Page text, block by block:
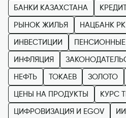
БАНКИ КАЗАХСТАНА
РЫНОК ЖИЛЬЯ НАЦБАНК РК
ИНВЕСТИЦИИ
ИНФЛЯЦИЯ
НЕФТЬ ТОКАЕВ ЗОЛОТО
ЦЕНЫ НА ПРОДУКТЫ КУРС
ЦИФРОВИЗАЦИЯ И EGOV